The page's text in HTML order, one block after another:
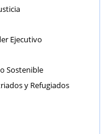
Ejecutivo
Sostenible
y Refugiados